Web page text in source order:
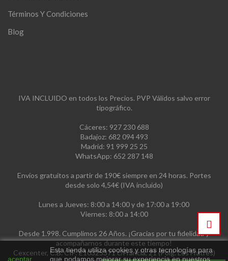
Términos Y Condiciones
Blog
IVA INCLUIDO en todos los Precios. PVP Válidos salvo error
tipográfico.
Cáceres: 927 230 688
Badajoz: 682 094 493
Madrid: 91 999 25 25
WhatsApp: 652 287 148
Envíos gratuitos a partir de 190€ siempre en 24 horas. Portes
desde solo 4,54€ (IVA incluido)
Lunes a Jueves: 8:00 a 14:00 y de 17:00 a 19:00
Viernes: 8:00 a 14:00
Desde 1.998. Cumplimos 26 Años. ¡Gracias por tu fidelidad y
acompañarnos durante este tiempo!
Cexcenter, C.B. CIF: E10325371 c/Francia, 21 (Polg. Los Fratres)
aceptar
Esta tienda utiliza cookies y otras tecnologías para
que podamos mejorar su experiencia en nuestros